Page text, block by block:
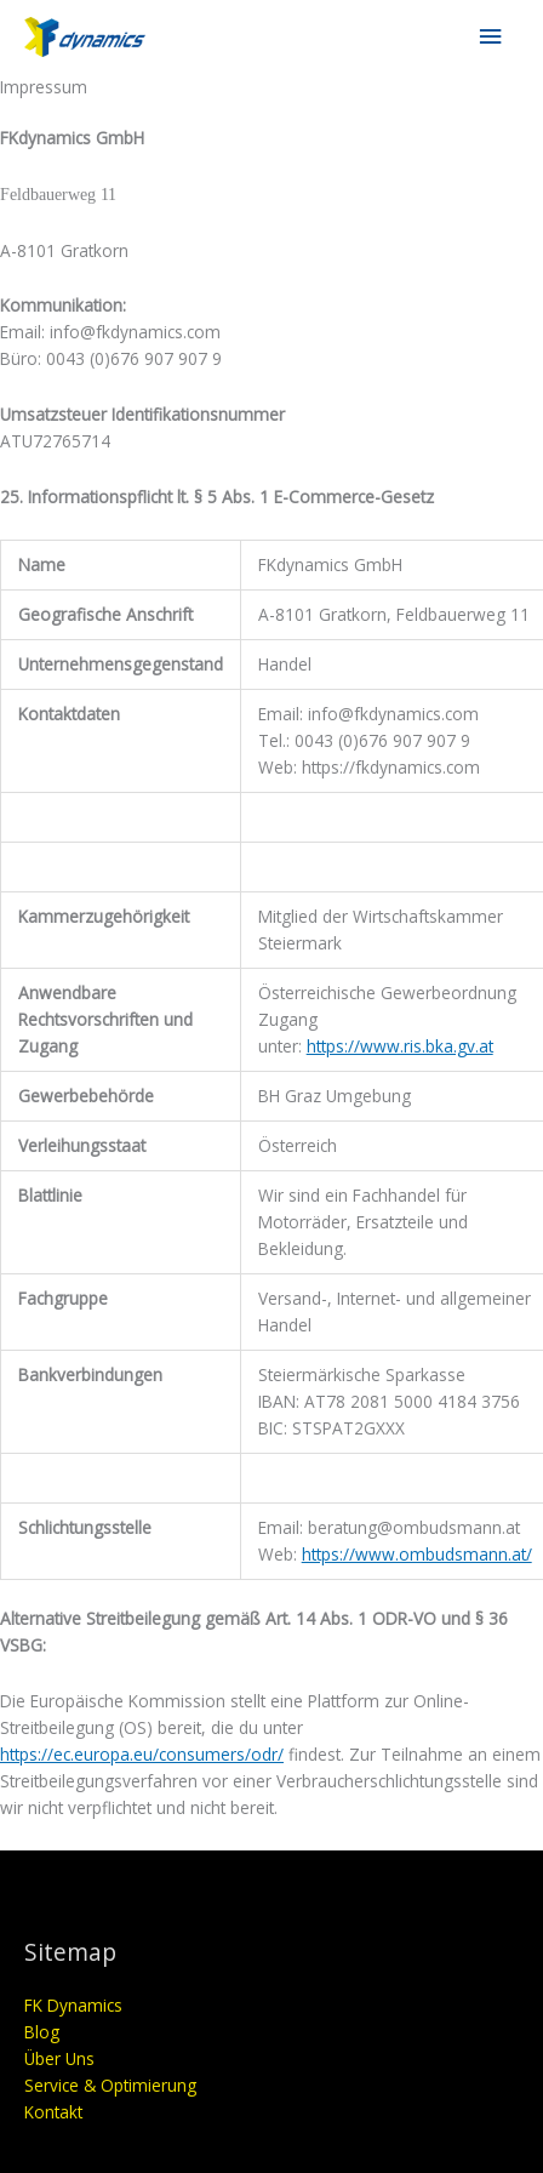
Zum
Inhalt
springen
Impressum
FKdynamics GmbH
Feldbauerweg 11
A-8101 Gratkorn
Kommunikation:
Email: info@fkdynamics.com
Büro: 0043 (0)676 907 907 9
Umsatzsteuer Identifikationsnummer
ATU72765714
25. Informationspflicht lt. § 5 Abs. 1 E-Commerce-Gesetz
Name FKdynamics GmbH
Geografische Anschrift A-8101 Gratkorn, Feldbauerweg 11
Unternehmensgegenstand Handel
Kontaktdaten
Email: info@fkdynamics.com
Tel.: 0043 (0)676 907 907 9
Web: https://fkdynamics.com
Kammerzugehörigkeit
Mitglied der Wirtschaftskammer
Steiermark
Anwendbare
Rechtsvorschriften und
Zugang
Österreichische Gewerbeordnung
Zugang
unter: https://www.ris.bka.gv.at
Gewerbebehörde BH Graz Umgebung
Verleihungsstaat Österreich
Blattlinie
Wir sind ein Fachhandel für
Motorräder, Ersatzteile und
Bekleidung.
Fachgruppe
Versand-, Internet- und allgemeiner
Handel
Bankverbindungen
Steiermärkische Sparkasse
IBAN: AT78 2081 5000 4184 3756
BIC: STSPAT2GXXX
Schlichtungsstelle
Email: beratung@ombudsmann.at
Web: https://www.ombudsmann.at/
Alternative Streitbeilegung gemäß Art. 14 Abs. 1 ODR-VO und § 36
VSBG:
Die Europäische Kommission stellt eine Plattform zur Online-
Streitbeilegung (OS) bereit, die du unter
https://ec.europa.eu/consumers/odr/ findest. Zur Teilnahme an einem
Streitbeilegungsverfahren vor einer Verbraucherschlichtungsstelle sind
wir nicht verpflichtet und nicht bereit.
Sitemap
FK Dynamics
Blog
Über Uns
Service & Optimierung
Kontakt